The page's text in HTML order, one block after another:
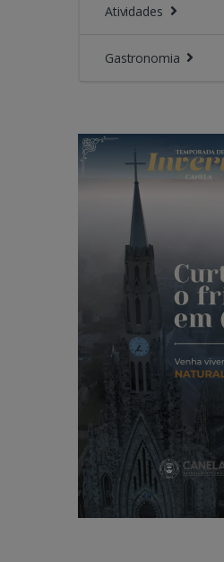
Atividades
Gastronomia